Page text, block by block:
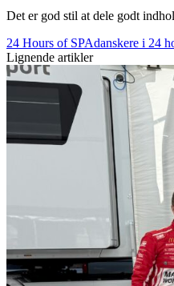
Det er god stil at dele godt
24 Hours of SPAdanskere i 24
Lignende artikler